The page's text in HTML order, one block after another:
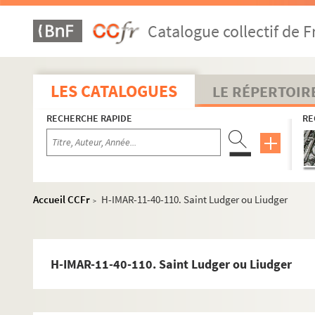
Catalogue collectif de
LES CATALOGUES LE
RECHERCHE RAPIDE
Accueil CCFr >
H-IMAR-11-40-110. Saint Ludger ou Liudger
H-IMAR-11-40-110. Saint Ludger ou Liudger
Images du fonds Humbert, Images religieuses F à M
H-IMAR-8-1-1 à H-IMAR-8-190-435. Saint-e-s dont le
H-IMAR-10-1-1 à H-IMAR-11-4-10. Saint-e-s dont le